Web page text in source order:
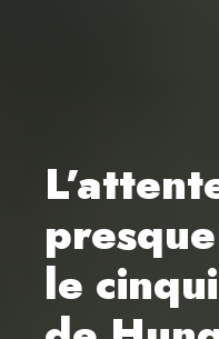
le